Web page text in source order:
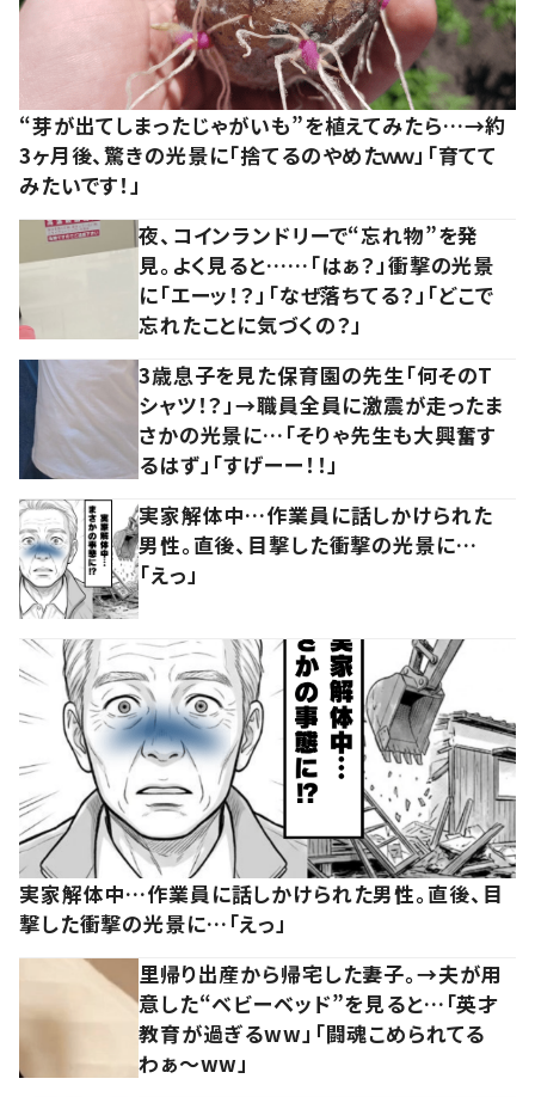
“芽が出てしまったじゃがいも”を植えてみたら…→約
3ヶ月後、驚きの光景に「捨てるのやめたｗｗ」「育てて
みたいです！」
夜、コインランドリーで“忘れ物”を発
見。よく見ると……「はぁ？」衝撃の光景
に「エーッ！？」「なぜ落ちてる？」「どこで
忘れたことに気づくの？」
3歳息子を見た保育園の先生「何そのT
シャツ！？」→職員全員に激震が走ったま
さかの光景に…「そりゃ先生も大興奮す
るはず」「すげーー！！」
実家解体中…作業員に話しかけられた
男性。直後、目撃した衝撃の光景に…
「えっ」
実家解体中…作業員に話しかけられた男性。直後、目
撃した衝撃の光景に…「えっ」
里帰り出産から帰宅した妻子。→夫が用
意した“ベビーベッド”を見ると…「英才
教育が過ぎるww」「闘魂こめられてる
わぁ～ww」